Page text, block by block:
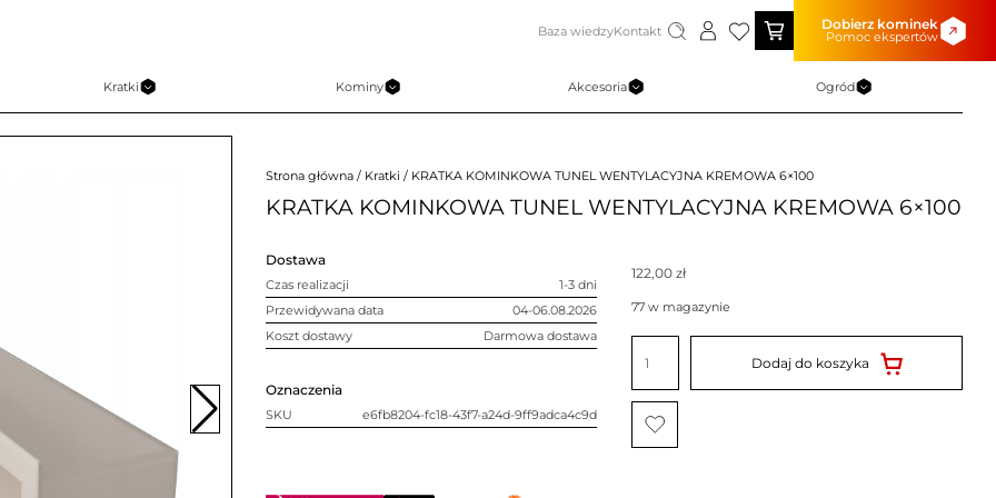
Baza wiedzyKontakt Dobierz kominek
Pomoc ekspertów
Kratki Kominy Akcesoria Ogród
Strona główna / Kratki / KRATKA KOMINKOWA TUNEL WENTYLACYJNA KREMOWA 6×100
KRATKA KOMINKOWA TUNEL WENTYLACYJNA KREMOWA 6×100
Dostawa
Czas realizacji
1-3 dni
Przewidywana data
04-06.08.2026
Koszt dostawy
Darmowa dostawa
Oznaczenia
SKU e6fb8204-fc18-43f7-a24d-9ff9adca4c9d
122,00 zł
77 w magazynie
ilość
KRATKA
KOMINKOWA
TUNEL
WENTYLACYJNA
KREMOWA
6x100
Dodaj do koszyka